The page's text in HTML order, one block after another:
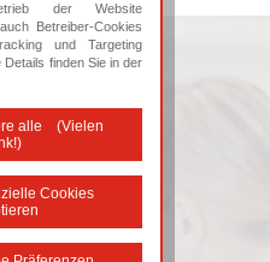
der Website
Betreiber-Cookies
und Targeting
finden Sie in der
alle (Vielen
Cookies